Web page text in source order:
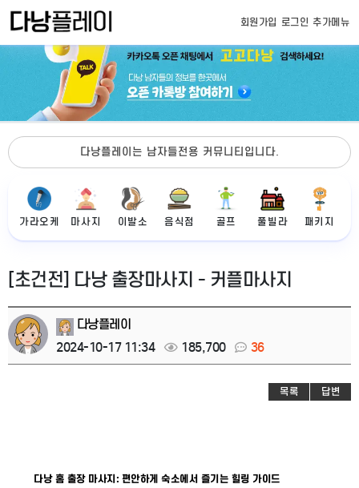
회원가입 로그인 추가메뉴
다낭플레이는 남자들전용 커뮤니티입니다.
가라오케 마사지 이발소 음식점 골프 풀빌라 패키지
[초건전] 다낭 출장마사지 - 커플마사지
다낭플레이
2024-10-17 11:34
185,700 36
목록 답변
다낭 홈 출장 마사지: 편안하게 숙소에서 즐기는 힐링 가이드